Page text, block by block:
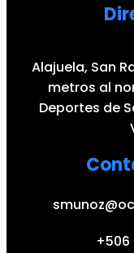
Alajuela, San
metros al
Deportes de
+506